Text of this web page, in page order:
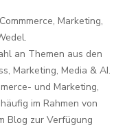
Marketing,
an Themen aus den
Marketing, Media & AI.
und Marketing,
im Rahmen von
Blog zur Verfügung